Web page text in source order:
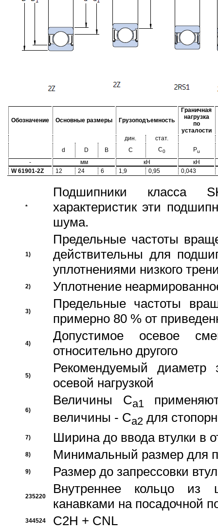
Обозначение Основные размеры Грузоподъемность
Граничная
нагрузка
по
усталости
дин.
стат.
d
D B C C0 Pu
- мм кН
кН
W 61901-2Z
12 24 6 1,9 0,95 0,043
*
Подшипники класса
характеристик эти
шума.
1)
Предельные частоты
действительны для
уплотнениями низкого
2) Уплотнение
3)
Предельные частоты
примерно 80 % от
4)
Допустимое осевое
относительно другого
5)
Рекомендуемый диаметр
осевой нагрузкой
6)
Величины Ca1
величины - Ca2 для
7) Ширина до ввода втулки в
8) Минимальный размер для
9) Размер до запрессовки
235220
Внутреннее кольцо из
канавками на посадочной
344524 C2H + CNL